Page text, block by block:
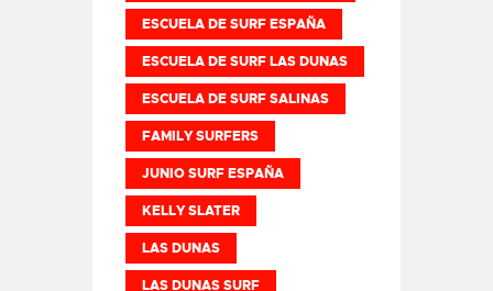
ESCUELA DE SURF ESPAÑA
ESCUELA DE SURF LAS DUNAS
ESCUELA DE SURF SALINAS
FAMILY SURFERS
JUNIO SURF ESPAÑA
KELLY SLATER
LAS DUNAS
LAS DUNAS SURF